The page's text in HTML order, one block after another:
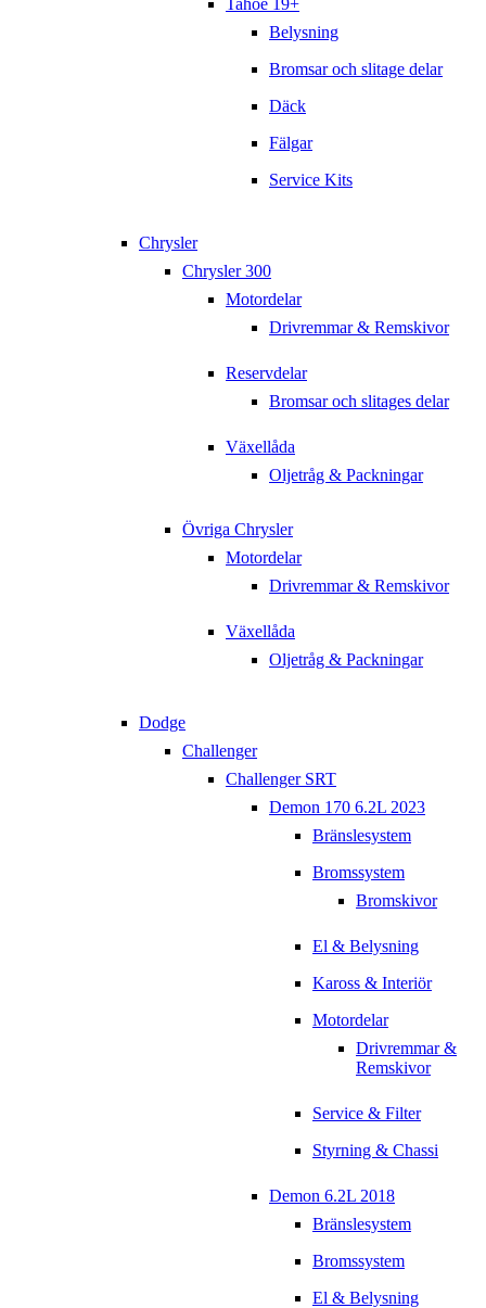
Belysning
Bromsar och slitage delar
Däck
Fälgar
Service Kits
Chrysler
Chrysler 300
Motordelar
Drivremmar & Remskivor
Reservdelar
Bromsar och slitages delar
Växellåda
Oljetråg & Packningar
Övriga Chrysler
Motordelar
Drivremmar & Remskivor
Växellåda
Oljetråg & Packningar
Dodge
Challenger
Challenger SRT
Demon 170 6.2L 2023
Bränslesystem
Bromssystem
Bromskivor
El & Belysning
Kaross & Interiör
Motordelar
Drivremmar &
Remskivor
Service & Filter
Styrning & Chassi
Demon 6.2L 2018
Bränslesystem
Bromssystem
El & Belysning